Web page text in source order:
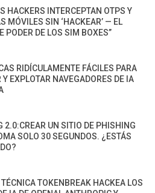
HACKERS INTERCEPTAN OTPS Y
MÓVILES SIN ‘HACKEAR’ — EL
PODER DE LOS SIM BOXES”
RIDÍCULAMENTE FÁCILES PARA
Y EXPLOTAR NAVEGADORES DE IA
2.0:CREAR UN SITIO DE PHISHING
SOLO 30 SEGUNDOS. ¿ESTÁS
TOKENBREAK HACKEA LOS